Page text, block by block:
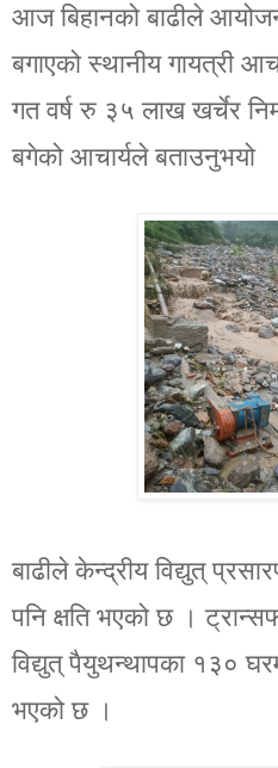
आज बिहानको बाढीले
बगाएको स्थानीय गायत्री
गत वर्ष रु ३५ लाख खर्चेर
बगेको आचार्यले बताउनुभयो
बाढीले केन्द्रीय विद्युत्
पनि क्षति भएको छ ।
विद्युत् पैयुथन्थापका १३०
भएको छ ।